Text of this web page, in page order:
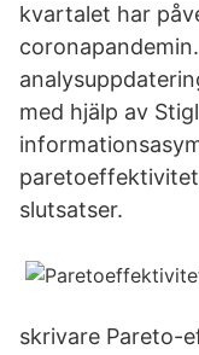
kvartalet har
med hjälp av
slutsatser.
skrivare Pareto-